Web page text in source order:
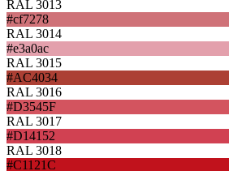
RAL 3013
#cf7278
RAL 3014
#e3a0ac
RAL 3015
#AC4034
RAL 3016
#D3545F
RAL 3017
#D14152
RAL 3018
#C1121C